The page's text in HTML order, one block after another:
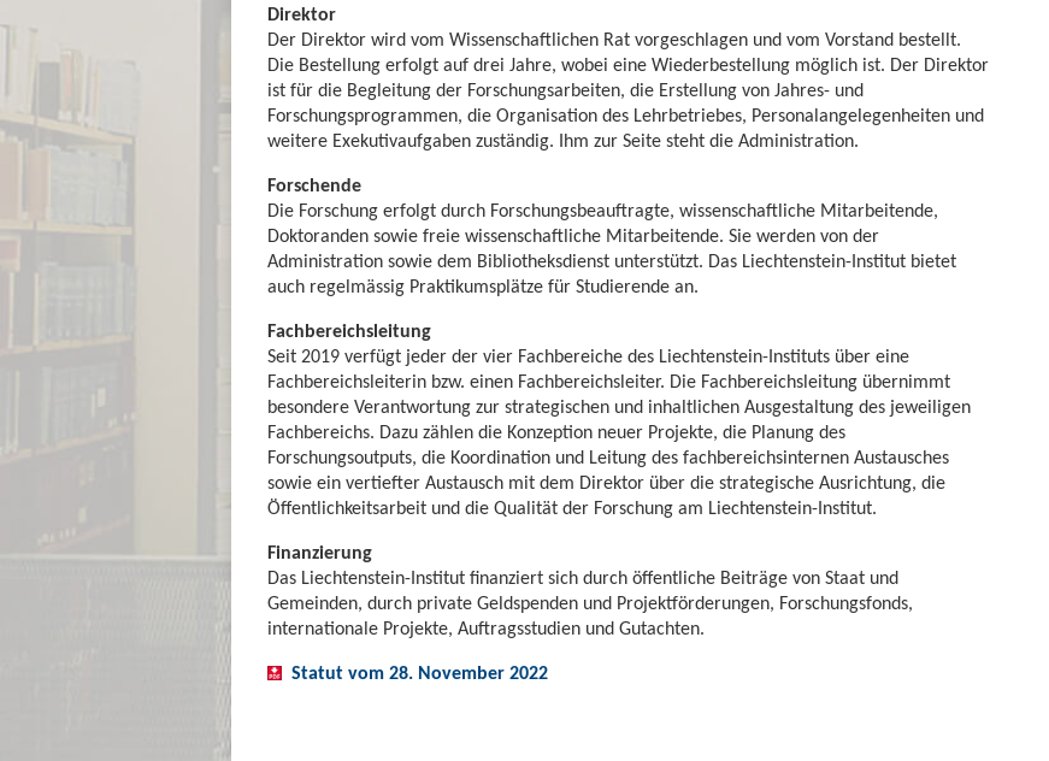
Direktor
Der Direktor wird vom Wissenschaftlichen Rat vorgeschlagen und vom Vorstand bestellt.
Die Bestellung erfolgt auf drei Jahre, wobei eine Wiederbestellung möglich ist. Der Direktor
ist für die Begleitung der Forschungsarbeiten, die Erstellung von Jahres- und
Forschungsprogrammen, die Organisation des Lehrbetriebes, Personalangelegenheiten und
weitere Exekutivaufgaben zuständig. Ihm zur Seite steht die Administration.
Forschende
Die Forschung erfolgt durch Forschungsbeauftragte, wissenschaftliche Mitarbeitende,
Doktoranden sowie freie wissenschaftliche Mitarbeitende. Sie werden von der
Administration sowie dem Bibliotheksdienst unterstützt. Das Liechtenstein-Institut bietet
auch regelmässig Praktikumsplätze für Studierende an.
Fachbereichsleitung
Seit 2019 verfügt jeder der vier Fachbereiche des Liechtenstein-Instituts über eine
Fachbereichsleiterin bzw. einen Fachbereichsleiter. Die Fachbereichsleitung übernimmt
besondere Verantwortung zur strategischen und inhaltlichen Ausgestaltung des jeweiligen
Fachbereichs. Dazu zählen die Konzeption neuer Projekte, die Planung des
Forschungsoutputs, die Koordination und Leitung des fachbereichsinternen Austausches
sowie ein vertiefter Austausch mit dem Direktor über die strategische Ausrichtung, die
Öffentlichkeitsarbeit und die Qualität der Forschung am Liechtenstein-Institut.
Finanzierung
Das Liechtenstein-Institut finanziert sich durch öffentliche Beiträge von Staat und
Gemeinden, durch private Geldspenden und Projektförderungen, Forschungsfonds,
internationale Projekte, Auftragsstudien und Gutachten.
Statut vom 28. November 2022